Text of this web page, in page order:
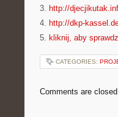
3. http://
4. http://dkp-
5. kliknij, aby
CATEGORIES:
Comments are